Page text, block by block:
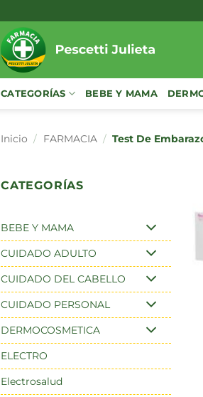
CATEGORÍAS BEBE Y MAMA
Inicio / FARMACIA / Test De
CATEGORÍAS
BEBE Y MAMA
CUIDADO ADULTO
CUIDADO DEL CABELLO
CUIDADO PERSONAL
DERMOCOSMETICA
ELECTRO
Electrosalud